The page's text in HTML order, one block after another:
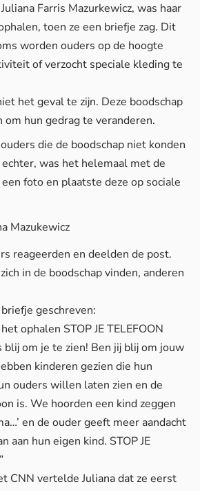
Farris Mazurkewicz, was haar
toen ze een briefje zag. Dit
worden ouders op de hoogte
of verzocht speciale kleding te
het geval te zijn. Deze boodschap
om hun gedrag te veranderen.
die de boodschap niet konden
was het helemaal met de
foto en plaatste deze op sociale
Mazukewicz
reageerden en deelden de post.
in de boodschap vinden, anderen
geschreven:
ophalen STOP JE TELEFOON
blij om je te zien! Ben jij blij om jouw
kinderen gezien die hun
ouders willen laten zien en de
is. We hoorden een kind zeggen
en de ouder geeft meer aandacht
aan hun eigen kind. STOP JE
CNN vertelde Juliana dat ze eerst